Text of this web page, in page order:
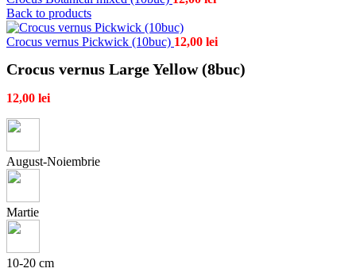
Back to products
Crocus vernus Pickwick (10buc) 12,00 lei
Crocus vernus Large Yellow (8buc)
12,00 lei
August-Noiembrie
Martie
10-20 cm